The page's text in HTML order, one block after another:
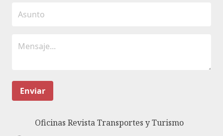
Enviar
Oficinas Revista Transportes y Turismo